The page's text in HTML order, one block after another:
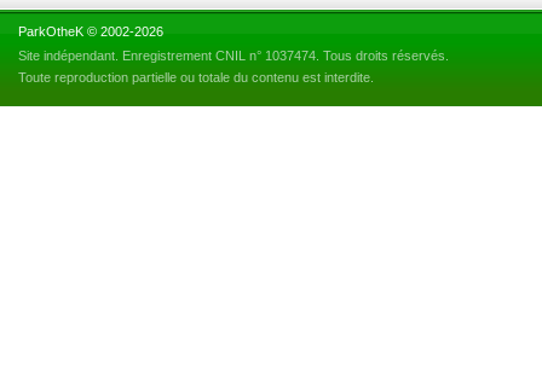
ParkOtheK © 2002-2026
Site indépendant. Enregistrement CNIL n° 1037474. Tous droits réservés.
Toute reproduction partielle ou totale du contenu est interdite.